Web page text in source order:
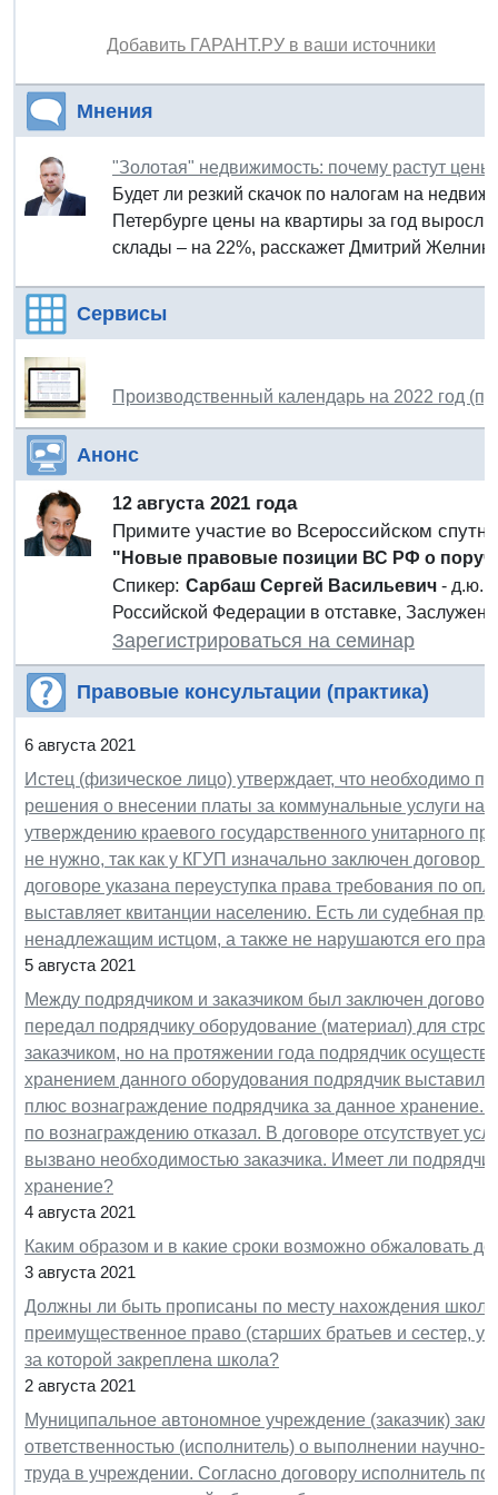
Добавить ГАРАНТ.РУ в ваши источники
Мнения
"Золотая" недвижимость: почему растут цены
Будет ли резкий скачок по налогам на
Петербурге цены на квартиры за год
склады – на 22%, расскажет Дмитрий
Сервисы
Производственный календарь на 2022 год
Анонс
12 августа 2021 года
Примите участие во Всероссийском
"Новые правовые позиции ВС РФ о
Спикер: Сарбаш Сергей Васильевич -
Российской Федерации в отставке,
Зарегистрироваться на семинар
Правовые консультации (практика)
6 августа 2021
Истец (физическое лицо) утверждает, что необходимо
решения о внесении платы за коммунальные услуги
утверждению краевого государственного унитарного
не нужно, так как у КГУП изначально заключен
договоре указана переуступка права требования по
выставляет квитанции населению. Есть ли судебная
ненадлежащим истцом, а также не нарушаются его
5 августа 2021
Между подрядчиком и заказчиком был заключен
передал подрядчику оборудование (материал) для
заказчиком, но на протяжении года подрядчик
хранением данного оборудования подрядчик выставил
плюс вознаграждение подрядчика за данное хранение.
по вознаграждению отказал. В договоре отсутствует
вызвано необходимостью заказчика. Имеет ли
хранение?
4 августа 2021
Каким образом и в какие сроки возможно обжаловать
3 августа 2021
Должны ли быть прописаны по месту нахождения
преимущественное право (старших братьев и сестер,
за которой закреплена школа?
2 августа 2021
Муниципальное автономное учреждение (заказчик)
ответственностью (исполнитель) о выполнении
труда в учреждении. Согласно договору исполнитель по